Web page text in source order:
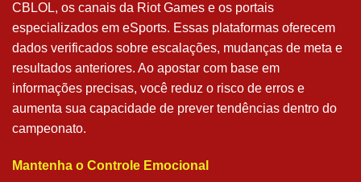
CBLOL, os canais da Riot Games e os portais
especializados em eSports. Essas plataformas oferecem
dados verificados sobre escalações, mudanças de meta e
resultados anteriores. Ao apostar com base em
informações precisas, você reduz o risco de erros e
aumenta sua capacidade de prever tendências dentro do
campeonato.
Mantenha o Controle Emocional